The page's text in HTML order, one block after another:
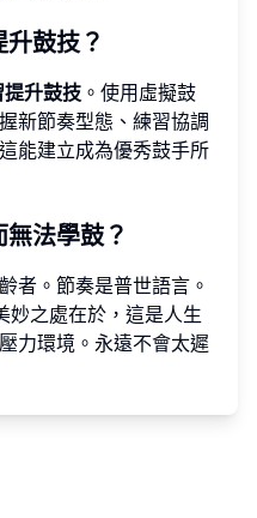
鼓技？
提升鼓技 。使用虛擬鼓
新節奏型態、練習協調
能建立成為優秀鼓手所
法學鼓？
者。節奏是普世語言。
妙之處在於，這是人生
力環境。永遠不會太遲